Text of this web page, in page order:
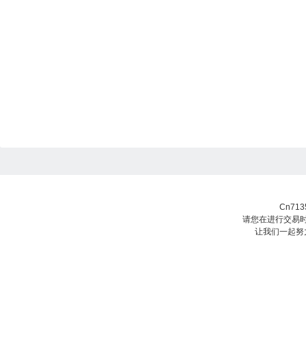
请您在进行交易
让我们一起